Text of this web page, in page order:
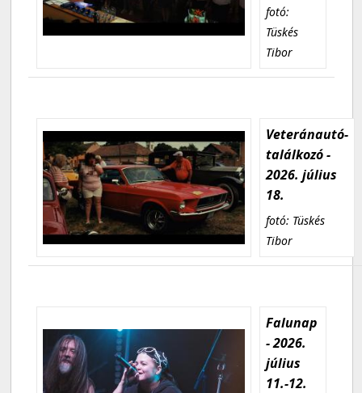
fotó:
Tüskés
Tibor
Veteránautó-
találkozó -
2026. július
18.
fotó: Tüskés
Tibor
Falunap
- 2026.
július
11.-12.